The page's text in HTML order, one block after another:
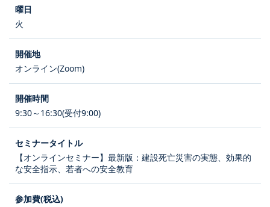
火
オンライン(Zoom)
9:30～16:30(受付9:00)
【オンラインセミナー】最新版：建設死亡災害の実態、効果的
な安全指示、若者への安全教育